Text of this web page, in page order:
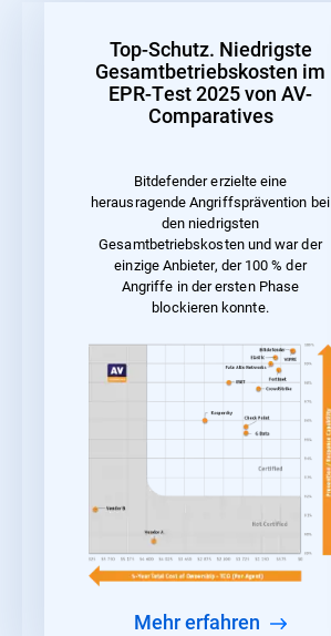
Top-Schutz. Niedrigste
Gesamtbetriebskosten im
EPR-Test 2025 von AV-
Comparatives
Bitdefender erzielte eine
herausragende Angriffsprävention bei
den niedrigsten
Gesamtbetriebskosten und war der
einzige Anbieter, der 100 % der
Angriffe in der ersten Phase
blockieren konnte.
Mehr erfahren